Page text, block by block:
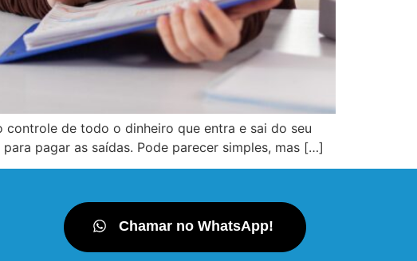
de todo o dinheiro que entra e sai do seu
pagar as saídas. Pode parecer simples, mas […]
Chamar no WhatsApp!